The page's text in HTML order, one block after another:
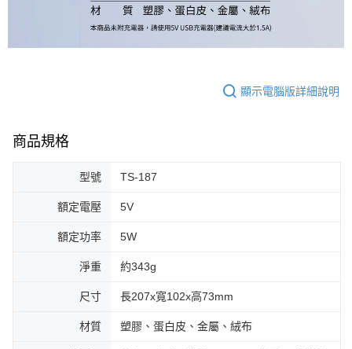
顯示電腦版詳細說明
商品規格
型號 TS-187
額定電壓 5V
額定功率 5W
淨重 約343g
尺寸 長207x寬102x高73mm
材質 塑膠、蛋白皮、金屬、絨布